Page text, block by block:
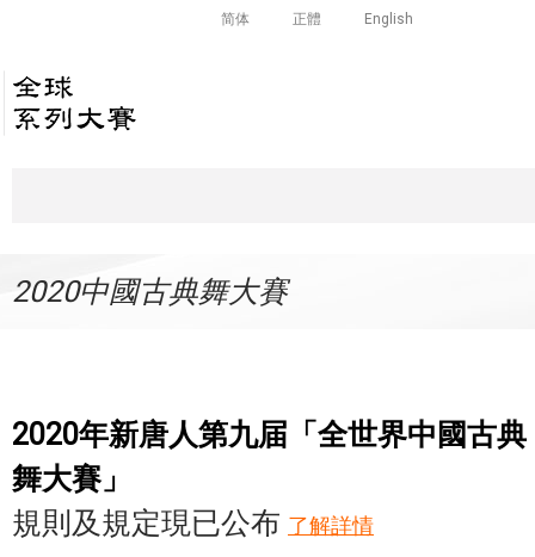
简体 正體 English
2020中國古典舞大賽
2020年新唐人第九届「全世界中國古典
舞大賽」
規則及規定現已公布 了解詳情